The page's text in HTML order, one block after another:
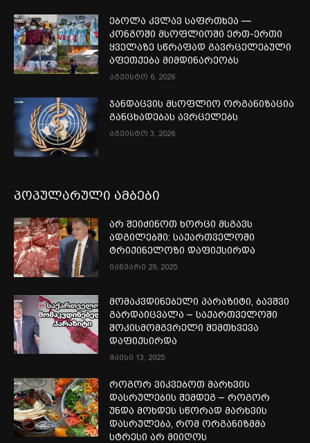
ებოლა კვლავ საფრთხეა —
კონგოში მსოფლიოში ერთ-ერთი
ყველაზე სწრაფად გავრცელებული
აფეთქება მიმდინარეობს
აგვისტო 6, 2026
ჯანდაცვის მსოფლიო ორგანიზაცია
განცხადებას ავრცელებს
აგვისტო 3, 2026
პოპულარული ამბები
არ შეიძინოთ ხორცი მსგავს
ადგილებში: საქართველოში
ტრიქინელოზი დაფიქსირდა
იანვარი 29, 2025
მომაკვდინებელი პარაზიტი, ბავშვი
გარდაიცვალა – საქართველოში
შოკისმომგვრელი შემთხვევა
დაფიქსირდა
მაისი 13, 2025
როგორ ვიკვებოთ მარხვის
დასრულების შემდეგ – როგორ
უნდა მოხდეს სწორად მარხვის
დასრულება, რომ ორგანიზმმა
სტრესი არ მიიღოს